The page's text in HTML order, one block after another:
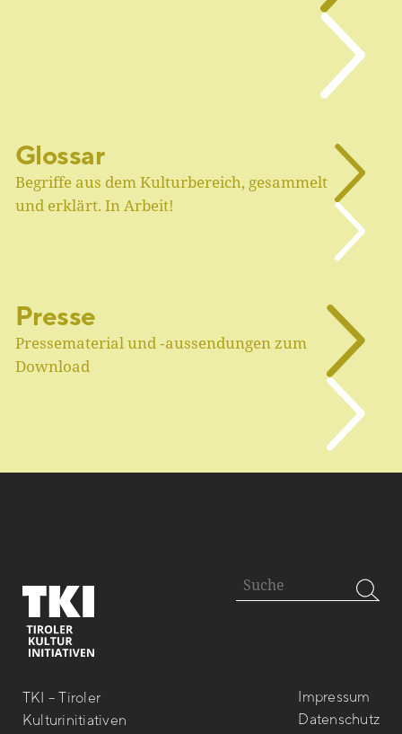
Glossar
Begriffe aus dem Kulturbereich, gesammelt
und erklärt. In Arbeit!
Presse
Pressematerial und ‑aussendungen zum
Download
TKI – Tiroler
Kulturinitiativen
Impressum
Datenschutz